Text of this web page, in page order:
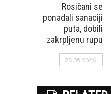
Rosičani se
ponadali sanaciji
puta, dobili
zakrpljenu rupu
28.05.2026.